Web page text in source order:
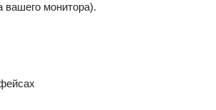
вашего монитора).